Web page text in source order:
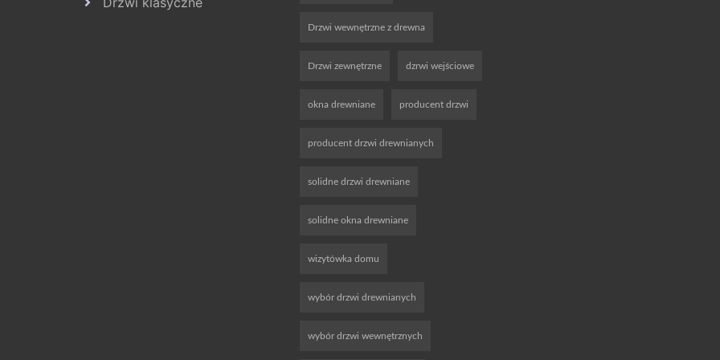
Drzwi wewnętrzne z drewna
Drzwi zewnętrzne dzrwi wejściowe
okna drewniane producent drzwi
producent drzwi drewnianych
solidne drzwi drewniane
solidne okna drewniane
wizytówka domu
wybór drzwi drewnianych
wybór drzwi wewnętrznych